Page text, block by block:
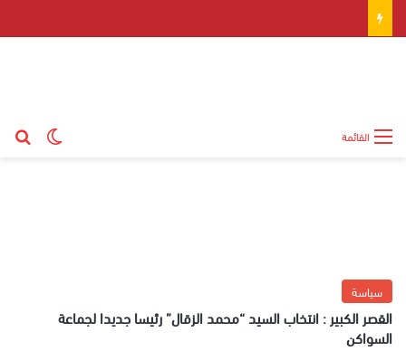
القائمة
سياسة
القصر الكبير : انتخاب السيد “محمد الزقال” رئيسا جديدا لجماعة
السواكن